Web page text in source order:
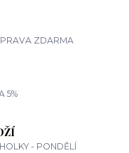
ZDARMA
5%
- PONDĚLÍ